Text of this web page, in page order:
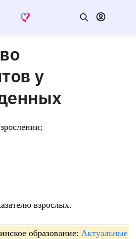
у
взрослых.
образование: Актуальные